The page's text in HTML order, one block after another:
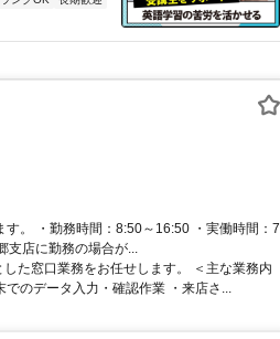
。 ・勤務時間：8:50～16:50 ・実働時間：7
支店に勤務の場合が...
た窓口業務をお任せします。 ＜主な業務内
のデータ入力・確認作業 ・来店さ...